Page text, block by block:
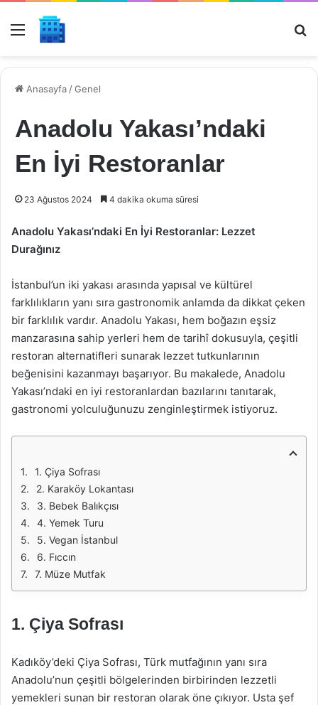
Menü
Anasayfa /Genel
Anadolu Yakası’ndaki
En İyi Restoranlar
23 Ağustos 2024 4 dakika okuma süresi
Anadolu Yakası’ndaki En İyi Restoranlar: Lezzet
Durağınız
İstanbul’un iki yakası arasında yapısal ve kültürel
farklılıkların yanı sıra gastronomik anlamda da dikkat çeken
bir farklılık vardır. Anadolu Yakası, hem boğazın eşsiz
manzarasına sahip yerleri hem de tarihî dokusuyla, çeşitli
restoran alternatifleri sunarak lezzet tutkunlarının
beğenisini kazanmayı başarıyor. Bu makalede, Anadolu
Yakası’ndaki en iyi restoranlardan bazılarını tanıtarak,
gastronomi yolculuğunuzu zenginleştirmek istiyoruz.
1. Çiya Sofrası
2. Karaköy Lokantası
3. Bebek Balıkçısı
4. Yemek Turu
5. Vegan İstanbul
6. Fıccın
7. Müze Mutfak
1. Çiya Sofrası
Kadıköy’deki Çiya Sofrası, Türk mutfağının yanı sıra
Anadolu’nun çeşitli bölgelerinden birbirinden lezzetli
yemekleri sunan bir restoran olarak öne çıkıyor. Usta şef